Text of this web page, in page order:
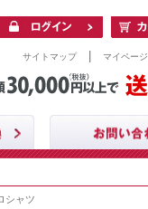
サイトマップ| マイページ
シャツ